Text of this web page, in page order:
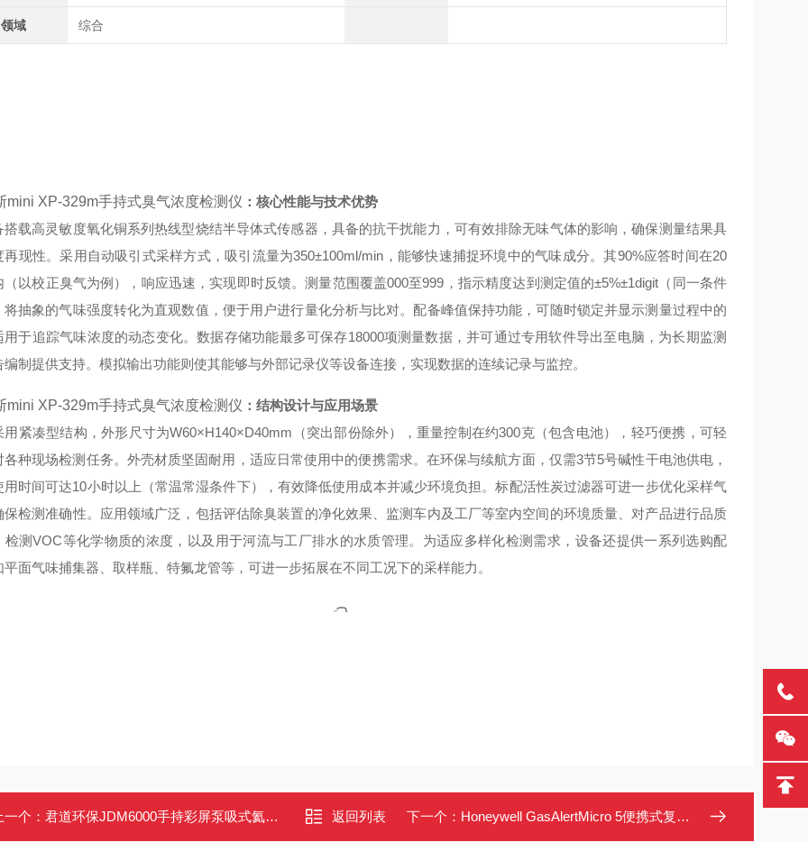
域 综合
mini XP-329m手持式臭气浓度检测仪 ：核心性能与技术优势
搭载高灵敏度氧化铜系列热线型烧结半导体式传感器，具备的抗干扰能力，可有效排除无味气体的影响，确保测量结果具
再现性。采用自动吸引式采样方式，吸引流量为350±100ml/min，能够快速捕捉环境中的气味成分。其90%应答时间在20
（以校正臭气为例），响应迅速，实现即时反馈。测量范围覆盖000至999，指示精度达到测定值的±5%±1digit（同一条件
将抽象的气味强度转化为直观数值，便于用户进行量化分析与比对。配备峰值保持功能，可随时锁定并显示测量过程中的
用于追踪气味浓度的动态变化。数据存储功能最多可保存18000项测量数据，并可通过专用软件导出至电脑，为长期监测
编制提供支持。模拟输出功能则使其能够与外部记录仪等设备连接，实现数据的连续记录与监控。
mini XP-329m手持式臭气浓度检测仪 ：结构设计与应用场景
用紧凑型结构，外形尺寸为W60×H140×D40mm（突出部份除外），重量控制在约300克（包含电池），轻巧便携，可轻
各种现场检测任务。外壳材质坚固耐用，适应日常使用中的便携需求。在环保与续航方面，仅需3节5号碱性干电池供电，
用时间可达10小时以上（常温常湿条件下），有效降低使用成本并减少环境负担。标配活性炭过滤器可进一步优化采样气
保检测准确性。应用领域广泛，包括评估除臭装置的净化效果、监测车内及工厂等室内空间的环境质量、对产品进行品质
检测VOC等化学物质的浓度，以及用于河流与工厂排水的水质管理。为适应多样化检测需求，设备还提供一系列选购配
平面气味捕集器、取样瓶、特氟龙管等，可进一步拓展在不同工况下的采样能力。
一个： 君道环保JDM6000手持彩屏泵吸式氦气（He）检测仪 返回列表 下一个： Honeywell GasAlertMicro 5便携式复合气体检测仪 进口气体浓度计